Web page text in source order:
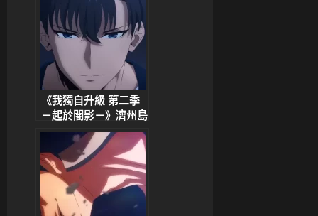
《我獨自升級 第二季
－起於闇影－》濟州島
篇來襲！成哥繼續帥翻
全場，全新宣傳影片公
開！